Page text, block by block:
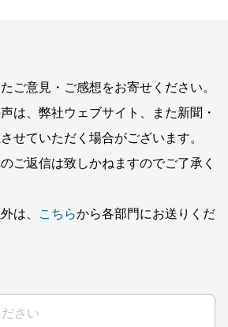
ご意見・ご感想をお寄せください。
は、弊社ウェブサイト、また新聞・
せていただく場合がございます。
ご返信は致しかねますのでご了承く
は、
こちらから各部門にお送りくだ